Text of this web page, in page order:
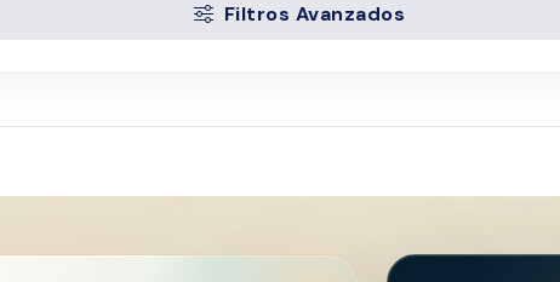
Filtros Avanzados